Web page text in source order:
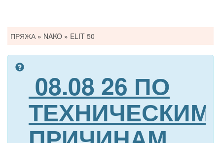
здесь
ПРЯЖА » NAKO » ELIT 50
08.08 26 ПО
ТЕХНИЧЕСКИМ